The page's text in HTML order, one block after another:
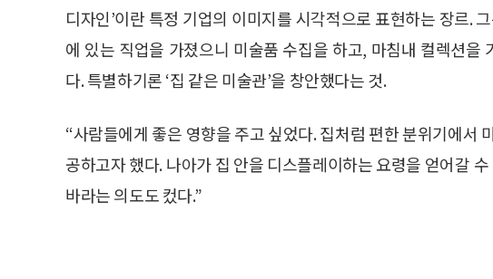
디자인’이란 특정 기업의 이미지를 시각적으로 표현하는 장르.
에 있는 직업을 가졌으니 미술품 수집을 하고, 마침내 컬렉션을
다. 특별하기론 ‘집 같은 미술관’을 창안했다는 것.
“사람들에게 좋은 영향을 주고 싶었다. 집처럼 편한 분위기에서
공하고자 했다. 나아가 집 안을 디스플레이하는 요령을 얻어갈
바라는 의도도 컸다.”